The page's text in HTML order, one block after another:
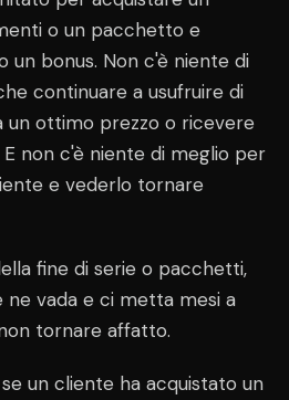
o un pacchetto e
un bonus. Non c'è niente di
continuare a usufruire di
un ottimo prezzo o ricevere
non c'è niente di meglio per
e vederlo tornare
fine di serie o pacchetti,
ne vada e ci metta mesi a
tornare affatto.
un cliente ha acquistato un